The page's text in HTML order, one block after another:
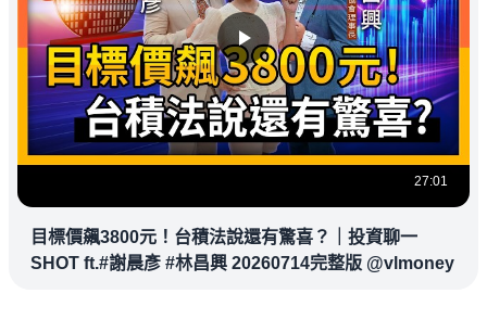
27:01
目標價飆3800元！台積法說還有驚喜？｜投資聊一
SHOT ft.#謝晨彥 #林昌興 20260714完整版 @vlmoney